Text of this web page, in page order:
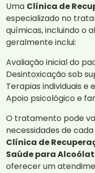
Uma Clínica de
especializado no
químicas, incluindo o
geralmente inclui:
Avaliação inicial do
Desintoxicação sob
Terapias individuais e
Apoio psicológico e
O tratamento pode
necessidades de
Clínica de
Saúde para
oferecer um